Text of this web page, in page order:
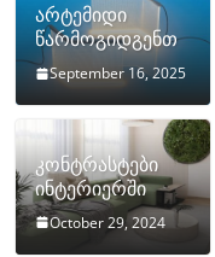
არტემიდი
წარმოგიდგენთ
September 16, 2025
კონტრასტები
ინტერიერში
October 29, 2024